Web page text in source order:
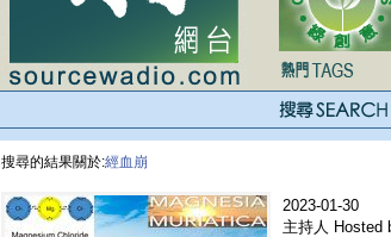
搜尋的結果關於:經血崩
2023-01-30
主持人 Hosted